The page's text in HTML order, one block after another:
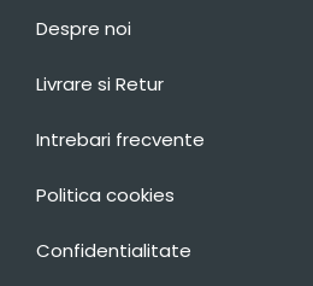
Despre noi
Livrare si Retur
Intrebari frecvente
Politica cookies
Confidentialitate